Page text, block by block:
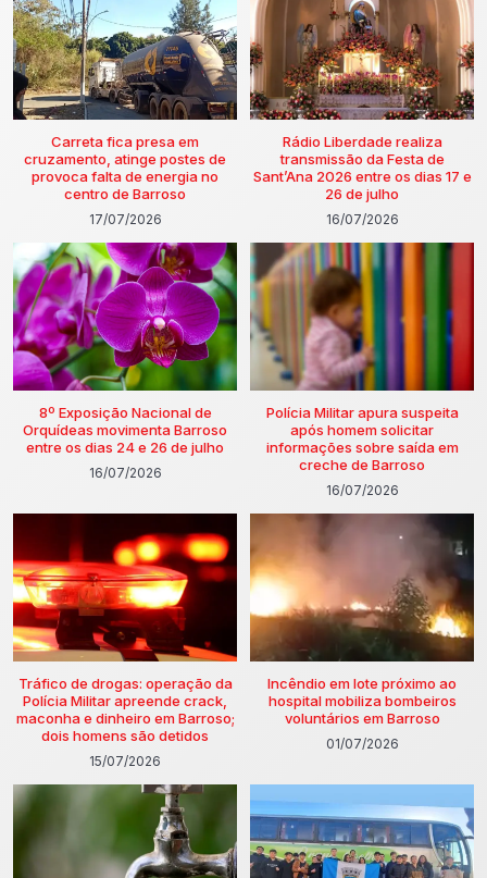
Carreta fica presa em
cruzamento, atinge postes de
provoca falta de energia no
centro de Barroso
17/07/2026
Rádio Liberdade realiza
transmissão da Festa de
Sant’Ana 2026 entre os dias 17 e
26 de julho
16/07/2026
8º Exposição Nacional de
Orquídeas movimenta Barroso
entre os dias 24 e 26 de julho
16/07/2026
Polícia Militar apura suspeita
após homem solicitar
informações sobre saída em
creche de Barroso
16/07/2026
Tráfico de drogas: operação da
Polícia Militar apreende crack,
maconha e dinheiro em Barroso;
dois homens são detidos
15/07/2026
Incêndio em lote próximo ao
hospital mobiliza bombeiros
voluntários em Barroso
01/07/2026